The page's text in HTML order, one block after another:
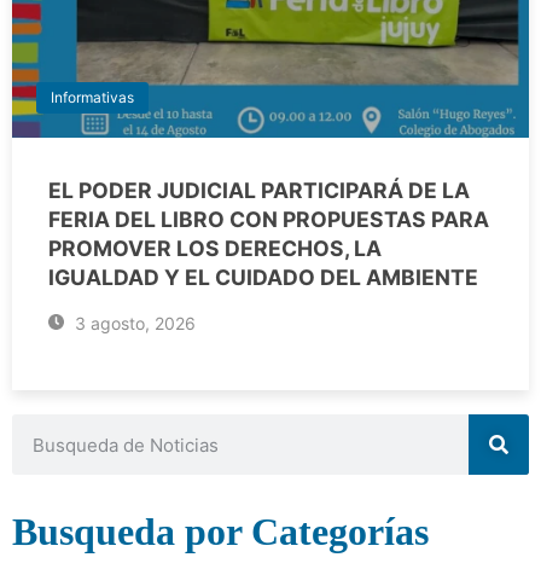
Informativas
EL PODER JUDICIAL PARTICIPARÁ DE LA
FERIA DEL LIBRO CON PROPUESTAS PARA
PROMOVER LOS DERECHOS, LA
IGUALDAD Y EL CUIDADO DEL AMBIENTE
3 agosto, 2026
Busqueda por Categorías